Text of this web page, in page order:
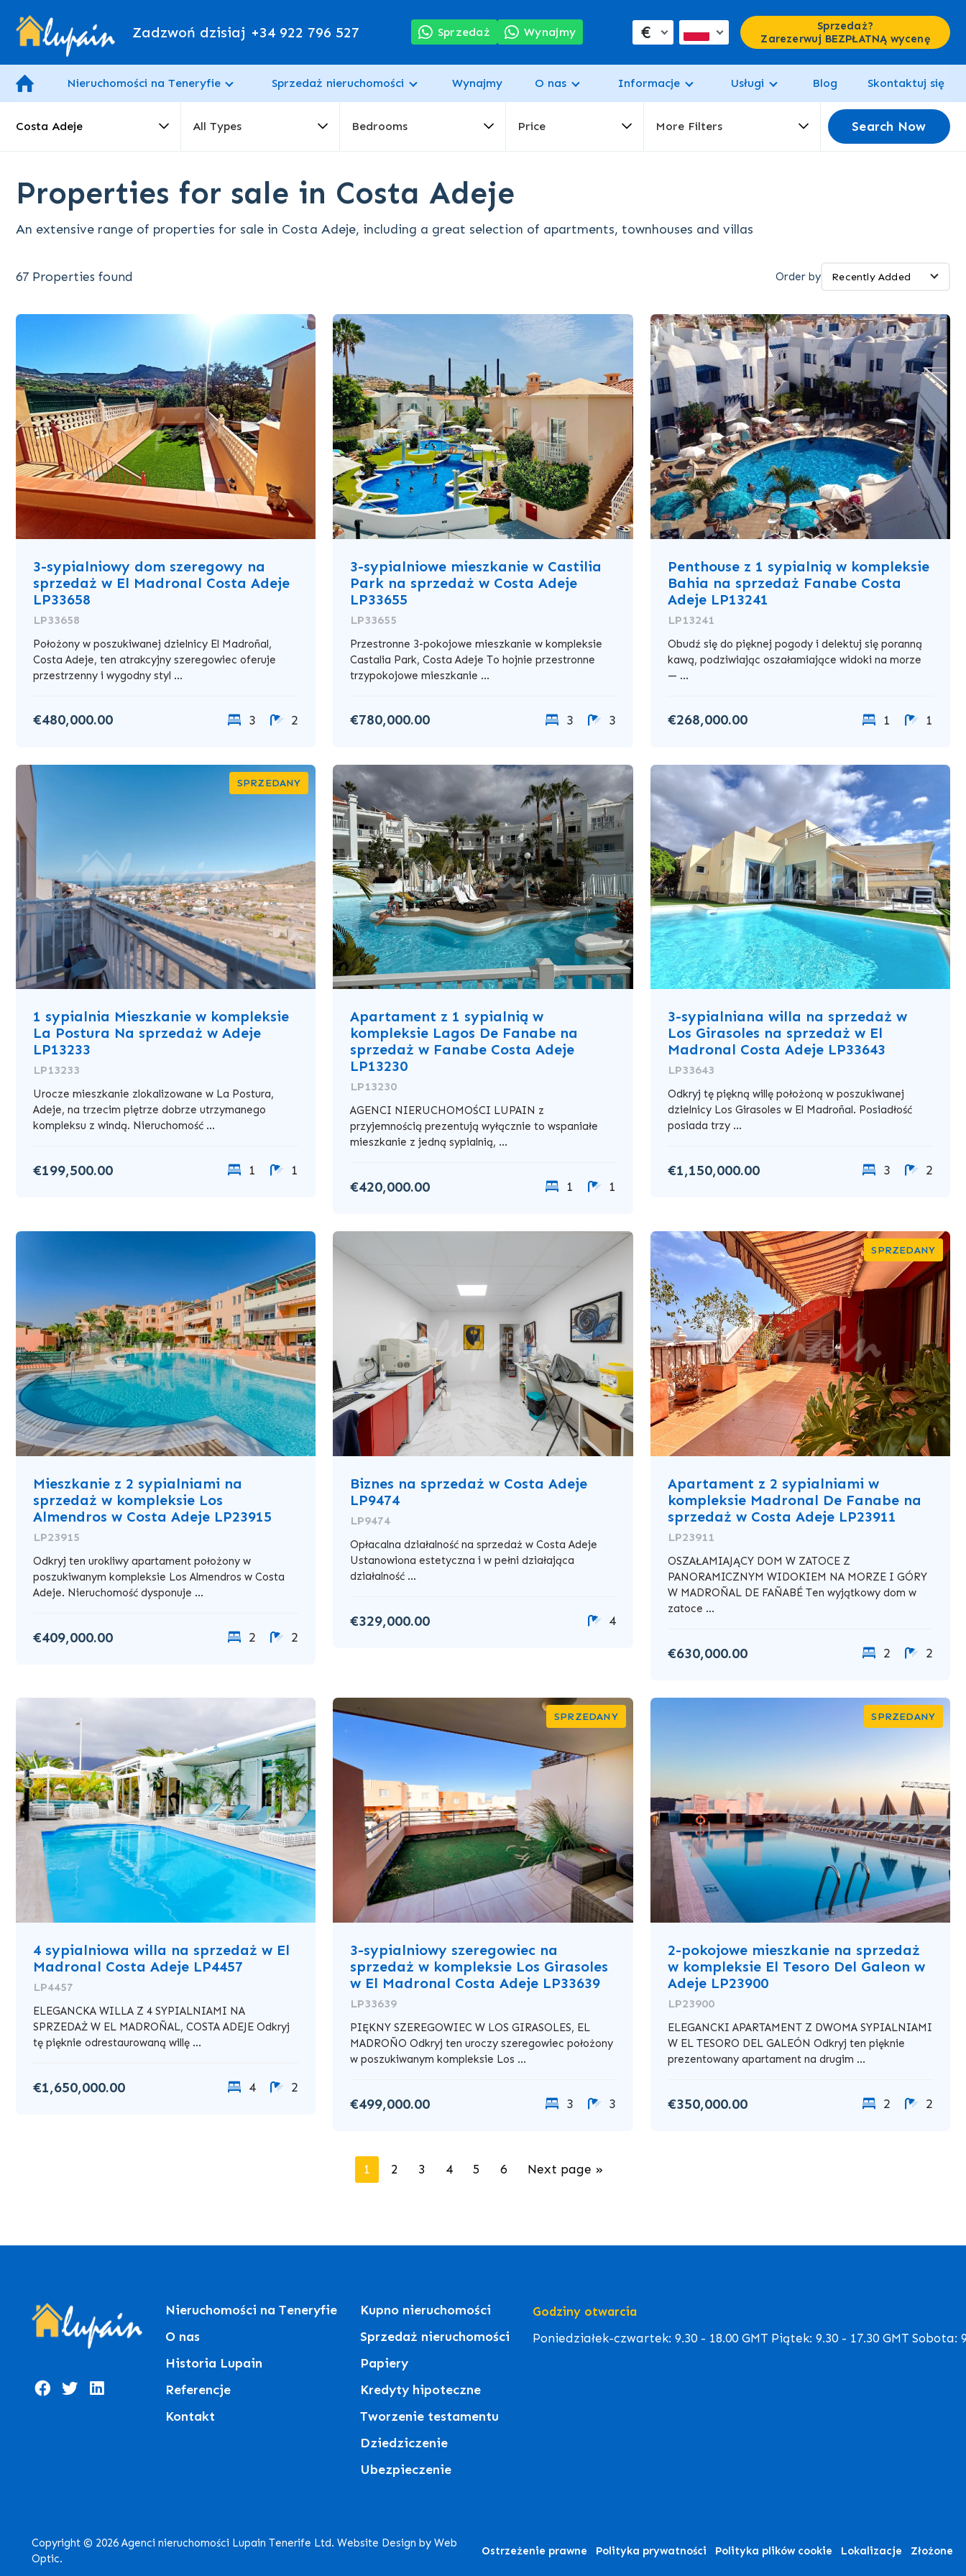
Zadzwoń dzisiaj +34 922 796 527 Sprzedaż Wynajmy €
Sprzedaż?
Zarezerwuj BEZPŁATNĄ wycenę
Nieruchomości na Teneryfie Sprzedaż nieruchomości Wynajmy O nas Informacje Usługi Blog Skontaktuj się
Costa Adeje All Types Bedrooms Price More Filters Search Now
Properties for sale in Costa Adeje
An extensive range of properties for sale in Costa Adeje, including a great selection of apartments, townhouses and villas
67 Properties found Order by
3-sypialniowy dom szeregowy na
sprzedaż w El Madronal Costa Adeje
LP33658
LP33658
Położony w poszukiwanej dzielnicy El Madroñal,
Costa Adeje, ten atrakcyjny szeregowiec oferuje
przestrzenny i wygodny styl ...
€480,000.00 3 2
3-sypialniowe mieszkanie w Castilia
Park na sprzedaż w Costa Adeje
LP33655
LP33655
Przestronne 3-pokojowe mieszkanie w kompleksie
Castalia Park, Costa Adeje To hojnie przestronne
trzypokojowe mieszkanie ...
€780,000.00 3 3
Penthouse z 1 sypialnią w kompleksie
Bahia na sprzedaż Fanabe Costa
Adeje LP13241
LP13241
Obudź się do pięknej pogody i delektuj się poranną
kawą, podziwiając oszałamiające widoki na morze
— ...
€268,000.00 1 1
SPRZEDANY
1 sypialnia Mieszkanie w kompleksie
La Postura Na sprzedaż w Adeje
LP13233
LP13233
Urocze mieszkanie zlokalizowane w La Postura,
Adeje, na trzecim piętrze dobrze utrzymanego
kompleksu z windą. Nieruchomość ...
€199,500.00 1 1
Apartament z 1 sypialnią w
kompleksie Lagos De Fanabe na
sprzedaż w Fanabe Costa Adeje
LP13230
LP13230
AGENCI NIERUCHOMOŚCI LUPAIN z
przyjemnością prezentują wyłącznie to wspaniałe
mieszkanie z jedną sypialnią, ...
€420,000.00 1 1
3-sypialniana willa na sprzedaż w
Los Girasoles na sprzedaż w El
Madronal Costa Adeje LP33643
LP33643
Odkryj tę piękną willę położoną w poszukiwanej
dzielnicy Los Girasoles w El Madroñal. Posiadłość
posiada trzy ...
€1,150,000.00 3 2
Mieszkanie z 2 sypialniami na
sprzedaż w kompleksie Los
Almendros w Costa Adeje LP23915
LP23915
Odkryj ten urokliwy apartament położony w
poszukiwanym kompleksie Los Almendros w Costa
Adeje. Nieruchomość dysponuje ...
€409,000.00 2 2
Biznes na sprzedaż w Costa Adeje
LP9474
LP9474
Opłacalna działalność na sprzedaż w Costa Adeje
Ustanowiona estetyczna i w pełni działająca
działalność ...
€329,000.00 4
SPRZEDANY
Apartament z 2 sypialniami w
kompleksie Madronal De Fanabe na
sprzedaż w Costa Adeje LP23911
LP23911
OSZAŁAMIAJĄCY DOM W ZATOCE Z
PANORAMICZNYM WIDOKIEM NA MORZE I GÓRY
W MADROÑAL DE FAÑABÉ Ten wyjątkowy dom w
zatoce ...
€630,000.00 2 2
4 sypialniowa willa na sprzedaż w El
Madronal Costa Adeje LP4457
LP4457
ELEGANCKA WILLA Z 4 SYPIALNIAMI NA
SPRZEDAŻ W EL MADROÑAL, COSTA ADEJE Odkryj
tę pięknie odrestaurowaną willę ...
€1,650,000.00 4 2
SPRZEDANY
3-sypialniowy szeregowiec na
sprzedaż w kompleksie Los Girasoles
w El Madronal Costa Adeje LP33639
LP33639
PIĘKNY SZEREGOWIEC W LOS GIRASOLES, EL
MADROÑO Odkryj ten uroczy szeregowiec położony
w poszukiwanym kompleksie Los ...
€499,000.00 3 3
SPRZEDANY
2-pokojowe mieszkanie na sprzedaż
w kompleksie El Tesoro Del Galeon w
Adeje LP23900
LP23900
ELEGANCKI APARTAMENT Z DWOMA SYPIALNIAMI
W EL TESORO DEL GALEÓN Odkryj ten pięknie
prezentowany apartament na drugim ...
€350,000.00 2 2
1 2 3 4 5 6 Next page »
Nieruchomości na Teneryfie
O nas
Historia Lupain
Referencje
Kontakt
Kupno nieruchomości
Sprzedaż nieruchomości
Papiery
Kredyty hipoteczne
Tworzenie testamentu
Dziedziczenie
Ubezpieczenie
Godziny otwarcia
Poniedziałek-czwartek: 9.30 - 18.00 GMT Piątek: 9.30 - 17.30 GMT Sobota:
Copyright © 2026 Agenci nieruchomości Lupain Tenerife Ltd. Website Design by Web
Optic.
Ostrzeżenie prawne Polityka prywatności Polityka plików cookie Lokalizacje Złożone